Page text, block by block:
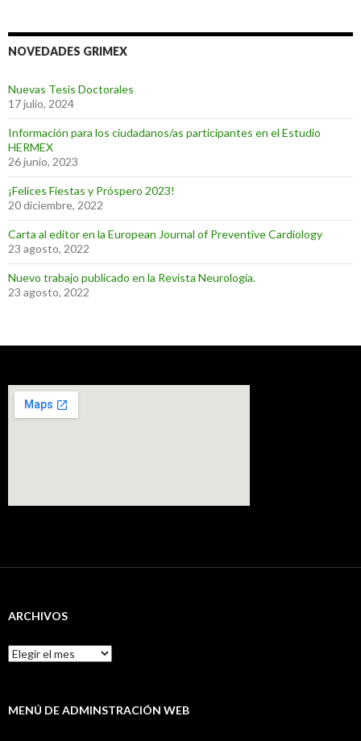
NOVEDADES GRIMEX
Nuevas Tesis Doctorales
17 julio, 2024
Información para los ciudadanos/as participantes en el Estudio
HERMEX
26 junio, 2023
¡Felices Fiestas y Próspero 2023!
20 diciembre, 2022
Carta al editor en la European Journal of Preventive Cardiology
23 agosto, 2022
Nuevo trabajo publicado en la Revista Neurología.
23 agosto, 2022
ARCHIVOS
Archivos
MENÚ DE ADMINSTRACIÓN WEB